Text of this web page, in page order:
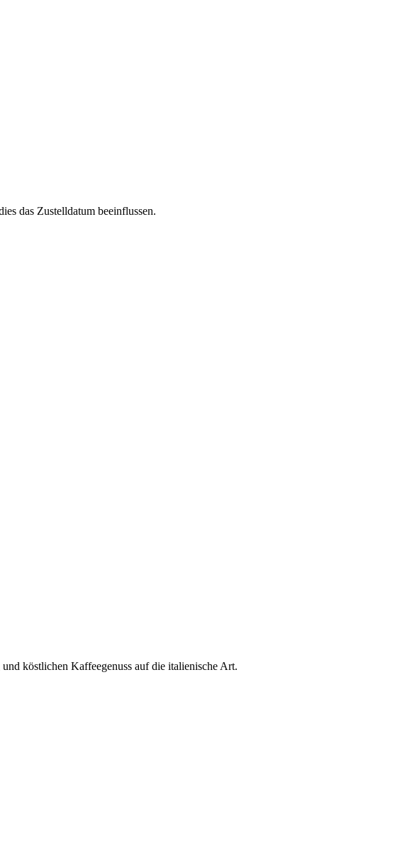
das Zustelldatum beeinflussen.
köstlichen Kaffeegenuss auf die italienische Art.